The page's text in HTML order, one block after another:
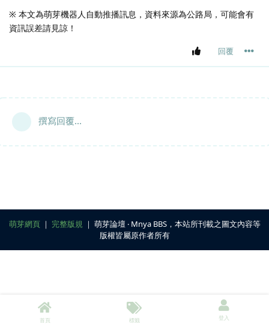
※ 本文為萌芽機器人自動推播訊息，資料來源為公路局，可能會有
資訊誤差請見諒！
回覆
撰寫回覆...
萌芽網頁｜ 完整版規 ｜ 萌芽論壇 ‧ Mnya BBS，本站所刊載之圖文內容等
版權皆屬原作者所有
首頁 標籤 登入